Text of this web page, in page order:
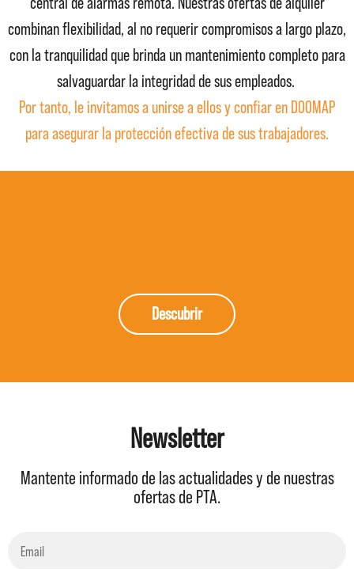
combinan flexibilidad, al no requerir compromisos a largo plazo,
con la tranquilidad que brinda un mantenimiento completo para
salvaguardar la integridad de sus empleados.
Por tanto, le invitamos a unirse a ellos y confiar en DOOMAP
para asegurar la protección efectiva de sus trabajadores.
Descubrir
Newsletter
Mantente informado de las actualidades y de nuestras
ofertas de PTA.